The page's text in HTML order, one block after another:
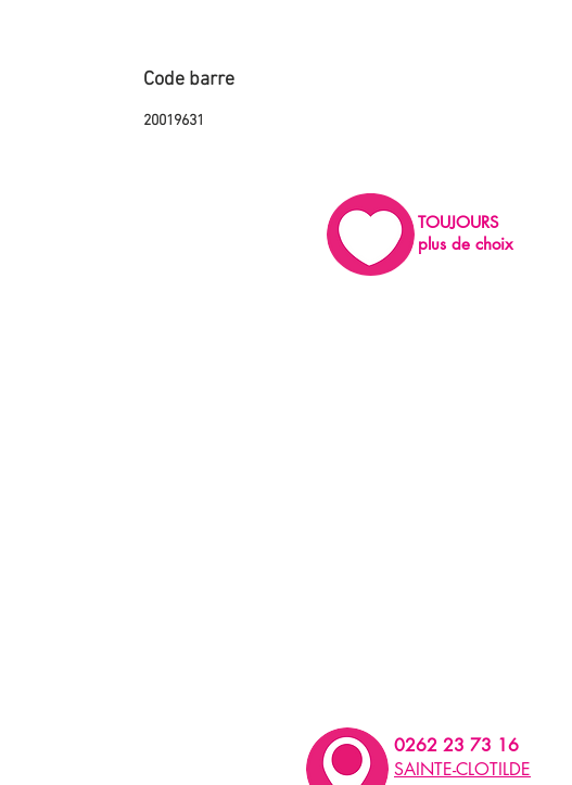
Code barre
20019631
TOUJOURS
plus de choix
0262 23 73 16
SAINTE-CLOTILDE